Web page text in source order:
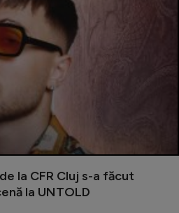
la CFR Cluj s-a făcut
la UNTOLD